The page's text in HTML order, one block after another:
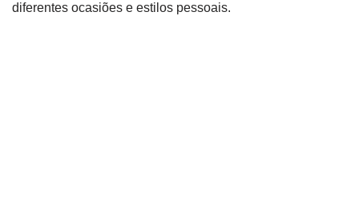
diferentes ocasiões e estilos pessoais.